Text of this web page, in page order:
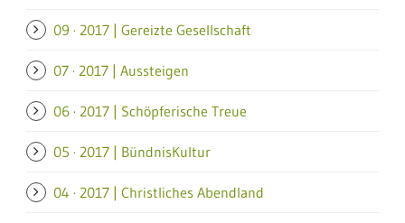
09 · 2017 | Gereizte Gesellschaft
07 · 2017 | Aussteigen
06 · 2017 | Schöpferische Treue
05 · 2017 | BündnisKultur
04 · 2017 | Christliches Abendland